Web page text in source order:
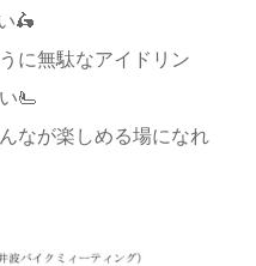
🛵
に無駄なアイドリン
🫷
なが楽しめる場になれ